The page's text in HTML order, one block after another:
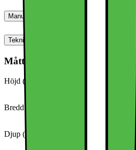
Manualer, Nedladdningar, Reklamation &
Teknisk specifikation
Mått och vikt
Höjd (inkl. emballage)
22,0 mm
Bredd (inkl. emballage)
79,0 mm
Djup (inkl. emballage)
185,0 mm